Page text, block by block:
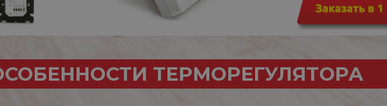
ТЕРМОРЕГУЛЯТОРА